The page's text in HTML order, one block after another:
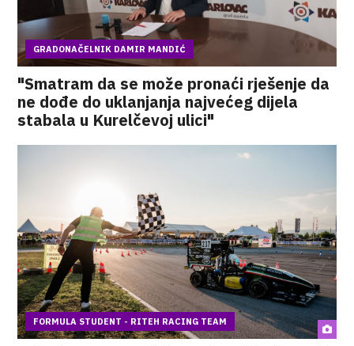
GRADONAČELNIK DAMIR MANDIĆ
"Smatram da se može pronaći rješenje da
ne dođe do uklanjanja najvećeg dijela
stabala u Kurelčevoj ulici"
FORMULA STUDENT - RITEH RACING TEAM